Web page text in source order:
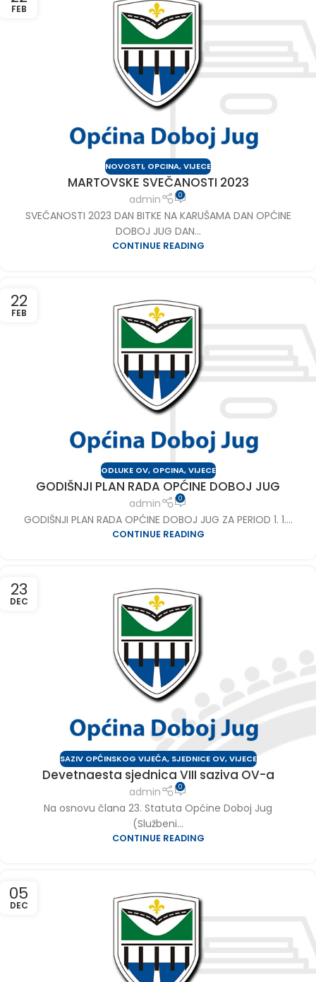
FEB
NOVOSTI, OPCINA,VIJECE
MARTOVSKE SVEČANOSTI 2023
admin 0
SVEČANOSTI 2023 DAN BITKE NA KARUŠAMA DAN OPĆINE
DOBOJ JUG DAN...
CONTINUE READING
22
FEB
ODLUKE OV, OPCINA,VIJECE
GODIŠNJI PLAN RADA OPĆINE DOBOJ JUG
admin 0
GODIŠNJI PLAN RADA OPĆINE DOBOJ JUG ZA PERIOD 1. 1....
CONTINUE READING
23
DEC
SAZIV OPĆINSKOG VIJEĆA, SJEDNICE OV,VIJECE
Devetnaesta sjednica VIII saziva OV-a
admin 0
Na osnovu člana 23. Statuta Općine Doboj Jug
(Službeni...
CONTINUE READING
05
DEC